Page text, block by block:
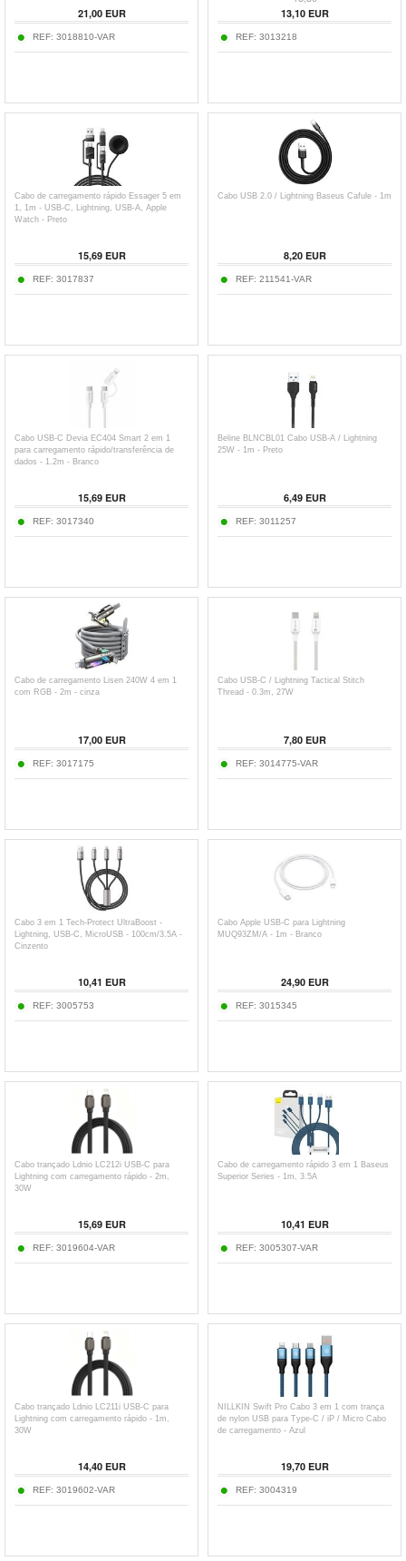
21,00EUR
REF: 3018810-VAR
13,10EUR
REF: 3013218
Cabo de carregamento rápido Essager 5 em
1, 1m - USB-C, Lightning, USB-A, Apple
Watch - Preto
15,69EUR
REF: 3017837
Cabo USB 2.0 / Lightning Baseus Cafule - 1m
8,20EUR
REF: 211541-VAR
Cabo USB-C Devia EC404 Smart 2 em 1
para carregamento rápido/transferência de
dados - 1.2m - Branco
15,69EUR
REF: 3017340
Beline BLNCBL01 Cabo USB-A / Lightning
25W - 1m - Preto
6,49EUR
REF: 3011257
Cabo de carregamento Lisen 240W 4 em 1
com RGB - 2m - cinza
17,00EUR
REF: 3017175
Cabo USB-C / Lightning Tactical Stitch
Thread - 0.3m, 27W
7,80EUR
REF: 3014775-VAR
Cabo 3 em 1 Tech-Protect UltraBoost -
Lightning, USB-C, MicroUSB - 100cm/3.5A -
Cinzento
10,41 EUR
REF: 3005753
Cabo Apple USB-C para Lightning
MUQ93ZM/A - 1m - Branco
24,90EUR
REF: 3015345
Cabo trançado Ldnio LC212i USB-C para
Lightning com carregamento rápido - 2m,
30W
15,69EUR
REF: 3019604-VAR
Cabo de carregamento rápido 3 em 1 Baseus
Superior Series - 1m, 3.5A
10,41 EUR
REF: 3005307-VAR
Cabo trançado Ldnio LC211i USB-C para
Lightning com carregamento rápido - 1m,
30W
14,40EUR
REF: 3019602-VAR
NILLKIN Swift Pro Cabo 3 em 1 com trança
de nylon USB para Type-C / iP / Micro Cabo
de carregamento - Azul
19,70EUR
REF: 3004319